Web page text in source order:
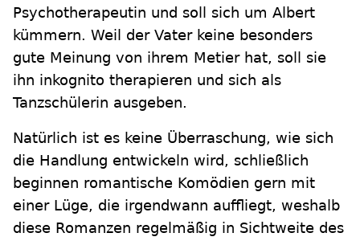
Psychotherapeutin und soll sich um Albert
kümmern. Weil der Vater keine besonders
gute Meinung von ihrem Metier hat, soll sie
ihn inkognito therapieren und sich als
Tanzschülerin ausgeben.
Natürlich ist es keine Überraschung, wie sich
die Handlung entwickeln wird, schließlich
beginnen romantische Komödien gern mit
einer Lüge, die irgendwann auffliegt, weshalb
diese Romanzen regelmäßig in Sichtweite des